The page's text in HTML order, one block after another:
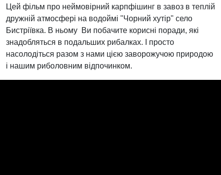
Цей фільм про неймовірний карпфішинг в завоз в теплій
дружній атмосфері на водоймі "Чорний хутір" село
Бистріївка. В ньому Ви побачите корисні поради, які
знадобляться в подальших рибалках. І просто
насолодіться разом з нами цією заворожучою природою
і нашим риболовним відпочинком.